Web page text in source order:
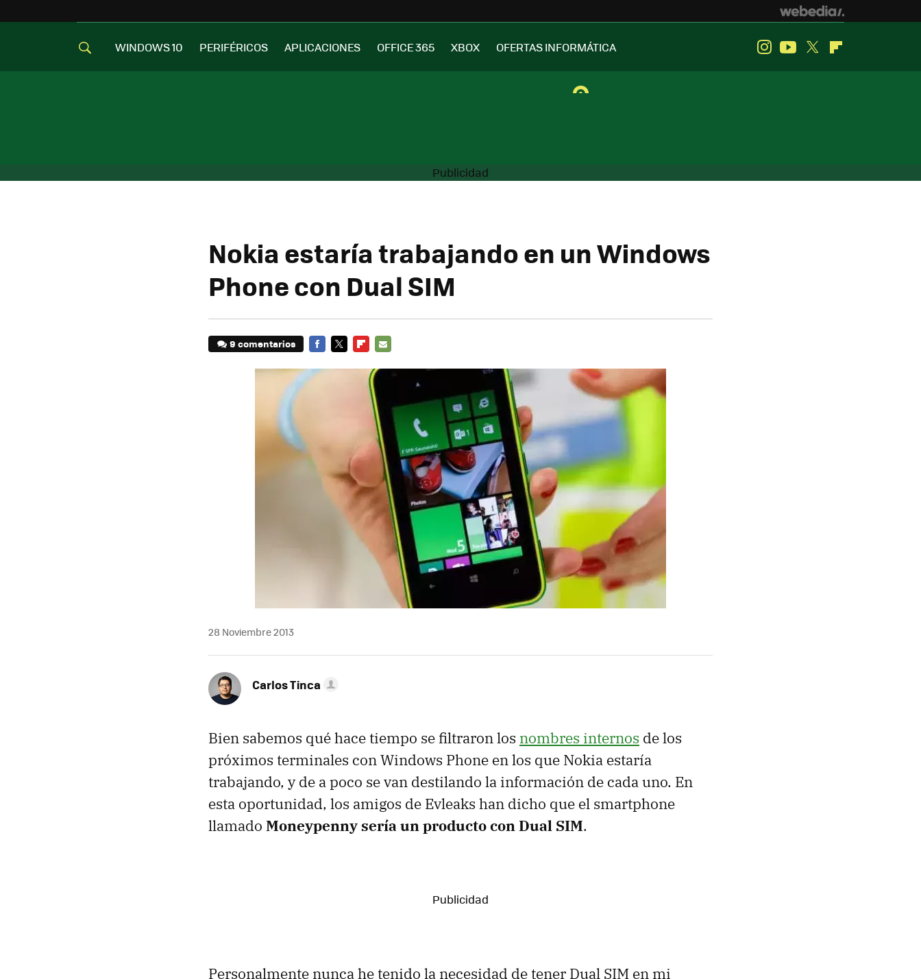
WINDOWS 10 PERIFÉRICOS APLICACIONES OFFICE 365 XBOX OFERTAS INFORMÁTICA InstagramYoutube
Twitter
Nokia estaría trabajando en un Windows
Phone con Dual SIM
9 comentarios
MAIL
28 Noviembre 2013
Carlos Tinca
Bien sabemos qué hace tiempo se filtraron los nombres internos de los
próximos terminales con Windows Phone en los que Nokia estaría
trabajando, y de a poco se van destilando la información de cada uno. En
esta oportunidad, los amigos de Evleaks han dicho que el smartphone
llamado Moneypenny sería un producto con Dual SIM.
Personalmente nunca he tenido la necesidad de tener Dual SIM en mi